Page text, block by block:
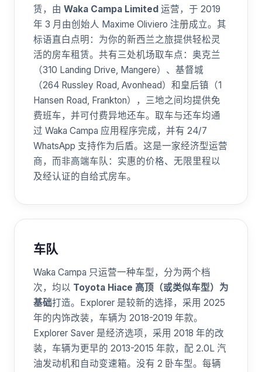
赁，由 Waka Campa Limited 运营，于 2019
年 3 月由创始人 Maxime Oliviero 注册成立。其
标语直白点明：为你的新西兰之旅提供轻松灵
活的房车租赁。共有三处机场取车点：奥克兰
（310 Landing Drive, Mangere）、基督城
（264 Russley Road, Avonhead）和皇后镇（1
Hansen Road, Frankton），三地之间均提供免
费班车，并可付费异地还车。取车与还车均通
过 Waka Campa 应用程序完成，并有 24/7
WhatsApp 支持作为后盾。这是一家经济型运营
商，而非高端车队：实惠的价格、无限里程以
及经认证的自给式房车。
车队
Waka Campa 只运营一种车型，分为两个档
次，均以 Toyota Hiace 高顶（或类似车型）为
基础打造。Explorer 是较新的选择，采用 2025
年的内饰改装，车辆为 2018-2019 年款。
Explorer Saver 是经济选项，采用 2018 年的改
装，车辆为更早的 2013-2015 年款，配 2.0L 汽
油发动机和自动变速箱。没有 2 卧车型。每辆